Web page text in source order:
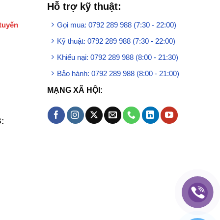
Hỗ trợ kỹ thuật:
Gọi mua: 0792 289 988 (7:30 - 22:00)
Kỹ thuật: 0792 289 988 (7:30 - 22:00)
Khiếu nại: 0792 289 988 (8:00 - 21:30)
Bảo hành: 0792 289 988 (8:00 - 21:00)
MẠNG XÃ HỘI: